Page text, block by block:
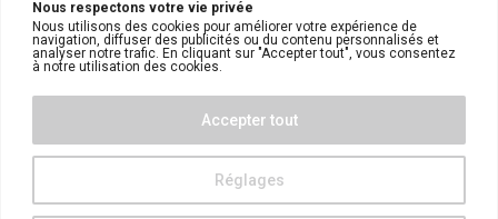
Nous respectons votre vie privée
Nous utilisons des cookies pour améliorer votre expérience de
navigation, diffuser des publicités ou du contenu personnalisés et
analyser notre trafic. En cliquant sur "Accepter tout", vous consentez
à notre utilisation des cookies.
Réglages
Accepter tout
62200BOULOGNE SUR MER
06.51.33.51.17
contact aswimmobilier.fr
ASW Immobilier © 2023. Tous droits réservés.